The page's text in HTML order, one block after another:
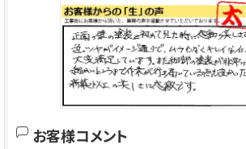
お客様コメント